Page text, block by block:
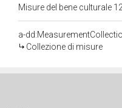
Misure del bene culturale
a-
Collezione di misure